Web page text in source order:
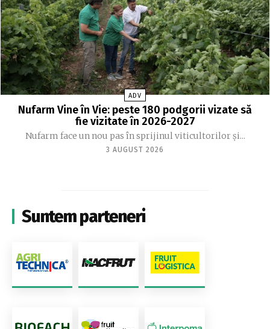
ADV
Nufarm Vine în Vie: peste 180 podgorii vizate să
fie vizitate în 2026-2027
Nufarm face un nou pas în sprijinul viticultorilor și...
3 AUGUST 2026
Suntem parteneri